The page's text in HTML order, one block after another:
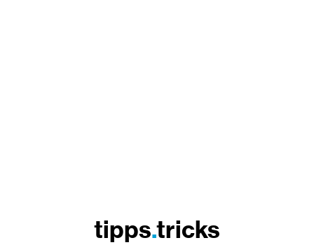
tipps.tricks